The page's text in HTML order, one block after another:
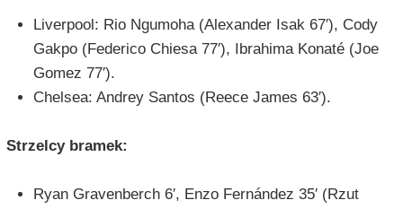
Liverpool: Rio Ngumoha (Alexander Isak 67′), Cody
Gakpo (Federico Chiesa 77′), Ibrahima Konaté (Joe
Gomez 77′).
Chelsea: Andrey Santos (Reece James 63′).
Strzelcy bramek:
Ryan Gravenberch 6′, Enzo Fernández 35′ (Rzut